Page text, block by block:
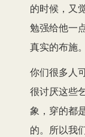
的时候，又
勉强给他一
真实的布施。
你们很多人
很讨厌这些
象，穿的都
的。所以我